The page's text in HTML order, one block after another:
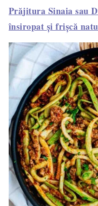
Prăjitura Sinaia sau
însiropat și frișcă